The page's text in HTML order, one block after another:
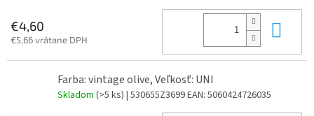
€4,60
€5,66 vrátane DPH
Farba: vintage olive, Veľkosť: UNI
Skladom (>5 ks) | 530655Z3699EAN: 5060424726035